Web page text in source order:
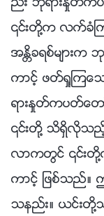
၎တို႔က လက္ခံၾ
အႏၲိခရစ္မ်ားက
ကာင့္ ဖတ္ရႈၾက
ရားႏႈတ္ကပတ္ေ
၎တို႔ သိရွိလိုသည့္အ
လာကတြင္ ၎တို႔
ကာင့္ ျဖစ္သည္။
သနည္း။ ယင္းတို